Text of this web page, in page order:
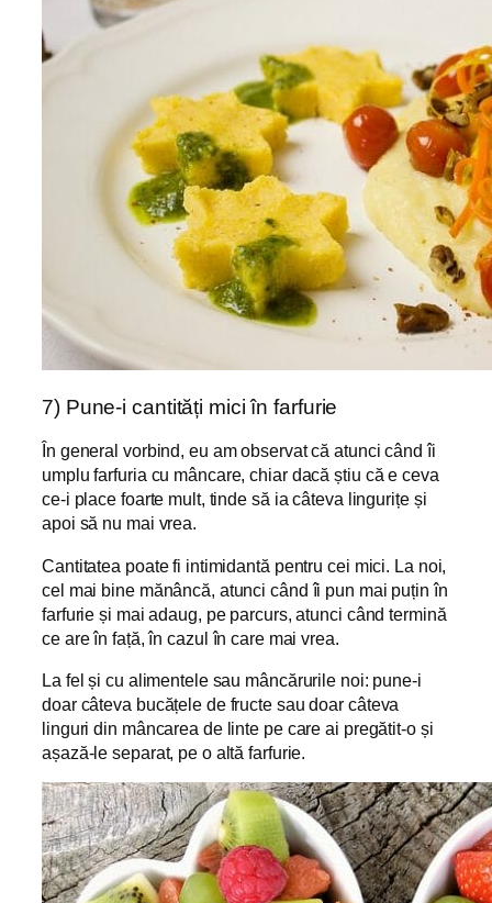
7) Pune-i cantități mici în farfurie
În general vorbind, eu am observat că atunci când îi
umplu farfuria cu mâncare, chiar dacă știu că e ceva
ce-i place foarte mult, tinde să ia câteva lingurițe și
apoi să nu mai vrea.
Cantitatea poate fi intimidantă pentru cei mici. La noi,
cel mai bine mănâncă, atunci când îi pun mai puțin în
farfurie și mai adaug, pe parcurs, atunci când termină
ce are în față, în cazul în care mai vrea.
La fel și cu alimentele sau mâncărurile noi: pune-i
doar câteva bucățele de fructe sau doar câteva
linguri din mâncarea de linte pe care ai pregătit-o și
așază-le separat, pe o altă farfurie.